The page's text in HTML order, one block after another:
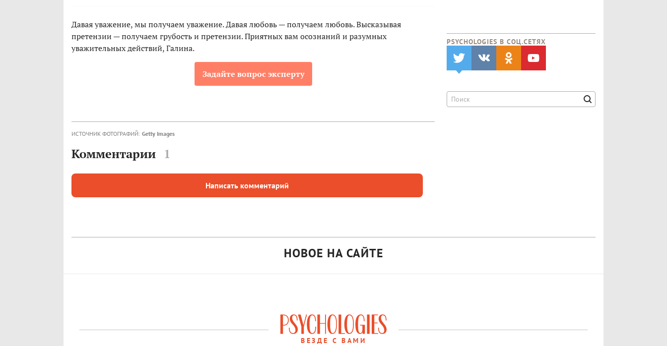
Давая уважение, мы получаем уважение. Давая любовь — получаем любовь. Высказывая
претензии — получаем грубость и претензии. Приятных вам осознаний и разумных
уважительных действий, Галина.
Задайте вопрос эксперту
ИСТОЧНИК ФОТОГРАФИЙ: Getty Images
Комментарии 1
Написать комментарий
PSYCHOLOGIES В CОЦ.СЕТЯХ
НОВОЕ НА САЙТЕ
ВЕЗДЕ С ВАМИ